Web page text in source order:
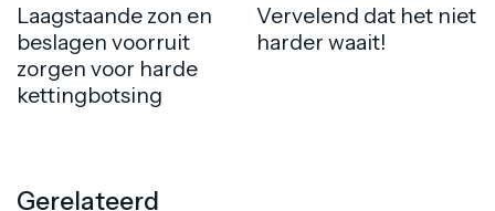
Laagstaande zon en
beslagen voorruit
zorgen voor harde
kettingbotsing
Vervelend dat het niet
harder waait!
Gerelateerd